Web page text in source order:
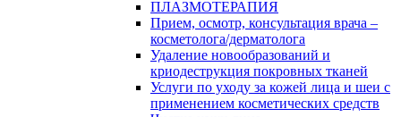
ПЛАЗМОТЕРАПИЯ
Прием, осмотр, консультация врача –
косметолога/дерматолога
Удаление новообразований и
криодеструкция покровных тканей
Услуги по уходу за кожей лица и шеи с
применением косметических средств